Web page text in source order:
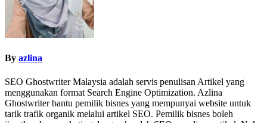
By azlina
SEO Ghostwriter Malaysia adalah servis penulisan Artikel yang
menggunakan format Search Engine Optimization. Azlina
Ghostwriter bantu pemilik bisnes yang mempunyai website untuk
tarik trafik organik melalui artikel SEO. Pemilik bisnes boleh